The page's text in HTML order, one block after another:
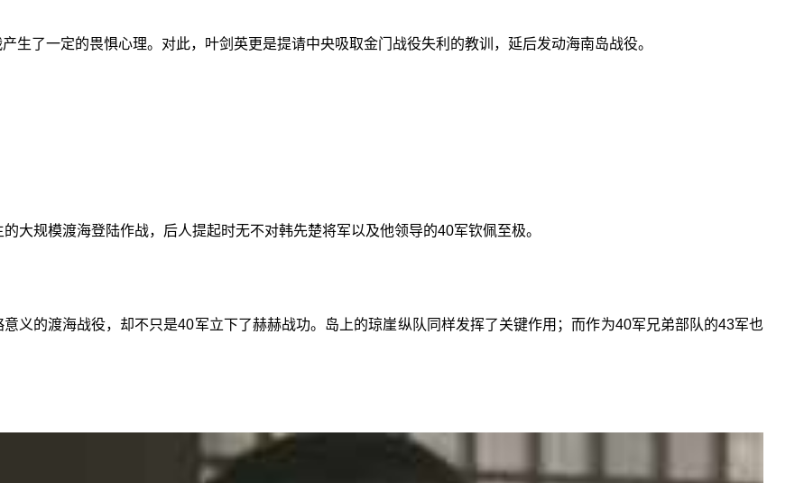
生了一定的畏惧心理。对此，叶剑英更是提请中央吸取金门战役失利的教训，延后发动海南岛战役。
大规模渡海登陆作战，后人提起时无不对韩先楚将军以及他领导的40军钦佩至极。
义的渡海战役，却不只是40军立下了赫赫战功。岛上的琼崖纵队同样发挥了关键作用；而作为40军兄弟部队的43军也